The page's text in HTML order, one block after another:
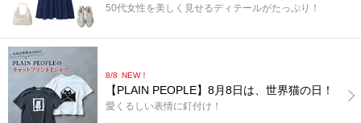
50代女性を美しく見せるディテールがたっぷり！
8/8 NEW！
【PLAIN PEOPLE】8月8日は、世界猫の日！
愛くるしい表情に釘付け！